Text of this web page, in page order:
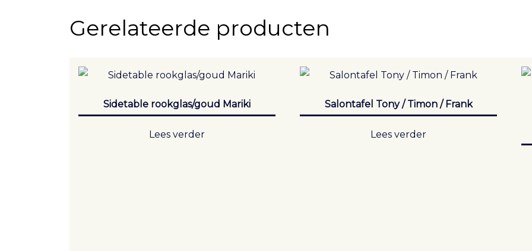
Gerelateerde producten
Sidetable rookglas/goud Mariki
Lees verder
Salontafel Tony / Timon / Frank
Lees verder